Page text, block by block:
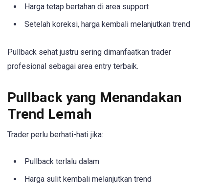
Harga tetap bertahan di area support
Setelah koreksi, harga kembali melanjutkan trend
Pullback sehat justru sering dimanfaatkan trader
profesional sebagai area entry terbaik.
Pullback yang Menandakan
Trend Lemah
Trader perlu berhati-hati jika:
Pullback terlalu dalam
Harga sulit kembali melanjutkan trend